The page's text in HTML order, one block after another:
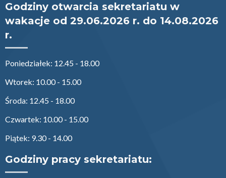
Godziny otwarcia sekretariatu w
wakacje od 29.06.2026 r. do 14.08.2026
r.
Poniedziałek: 12.45 - 18.00
Wtorek: 10.00 - 15.00
Środa: 12.45 - 18.00
Czwartek: 10.00 - 15.00
Piątek: 9.30 - 14.00
Godziny pracy sekretariatu: